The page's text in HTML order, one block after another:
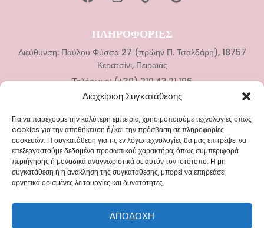
Διαχείριση Συγκατάθεσης
Για να παρέχουμε την καλύτερη εμπειρία, χρησιμοποιούμε τεχνολογίες όπως
cookies για την αποθήκευση ή/και την πρόσβαση σε πληροφορίες
συσκευών. Η συγκατάθεση για τις εν λόγω τεχνολογίες θα μας επιτρέψει να
επεξεργαστούμε δεδομένα προσωπικού χαρακτήρα, όπως συμπεριφορά
περιήγησης ή μοναδικά αναγνωριστικά σε αυτόν τον ιστότοπο. Η μη
συγκατάθεση ή η ανάκληση της συγκατάθεσης, μπορεί να επηρεάσει
αρνητικά ορισμένες λειτουργίες και δυνατότητες.
ΑΠΟΔΟΧΉ
ΠΛΗΡΟΦΟΡΙΕΣ
Διεύθυνση: Παύλου Φύσσα 27 (πρώην Π. Τσαλδάρη), 18757
Κερατσίνι, Πειραιάς
Τηλέφωνο: (+30) 210.43.21.196
Νυφικά
Αξεσουάρ Γάμου
Βαπτιστικά Ρούχα
Αξεσουάρ Βάπτισης